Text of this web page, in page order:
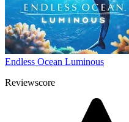
Endless Ocean Luminous
Reviewscore